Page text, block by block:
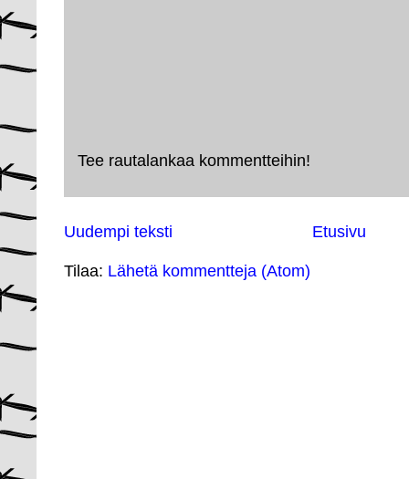
Tee rautalankaa kommentteihin!
Uudempi teksti Etusivu
Tilaa: Lähetä kommentteja (Atom)